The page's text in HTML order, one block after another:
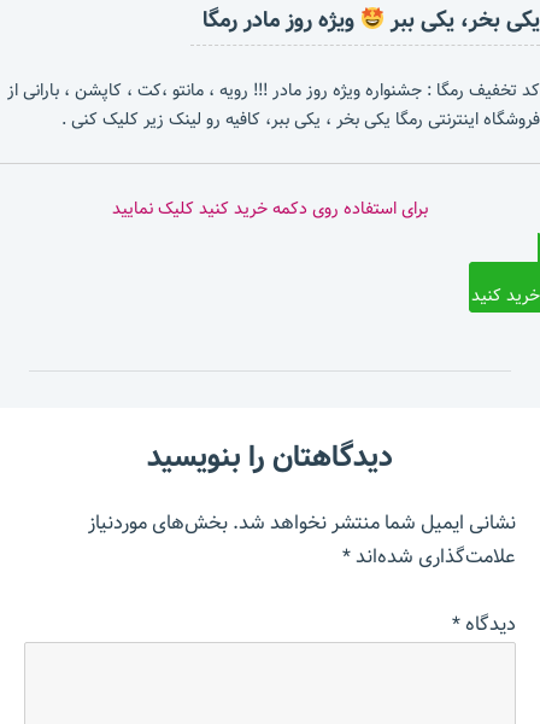
یکی بخر، یکی ببر ویژه روز مادر رمگا
کد تخفیف رمگا : جشنواره ویژه روز مادر !!! رویه ، مانتو ،کت ، کاپشن ، بارانی از
فروشگاه اینترنتی رمگا یکی بخر ، یکی ببر، کافیه رو لینک زیر کلیک کنی .
برای استفاده روی دکمه خرید کنید کلیک نمایید
خرید کنید
دیدگاهتان را بنویسید
نشانی ایمیل شما منتشر نخواهد شد.بخش‌های موردنیاز
علامت‌گذاری شده‌اند*
دیدگاه*